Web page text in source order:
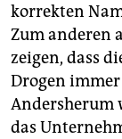
korrekten
Zum anderen
zeigen, dass
Drogen
Andersherum
das